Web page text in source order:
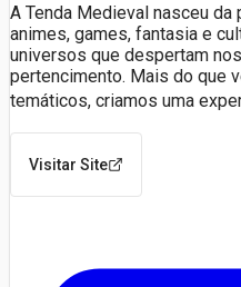
A Tenda Medieval nasceu
animes, games, fantasia e
universos que despertam
pertencimento. Mais do que
temáticos, criamos uma
Visitar Site